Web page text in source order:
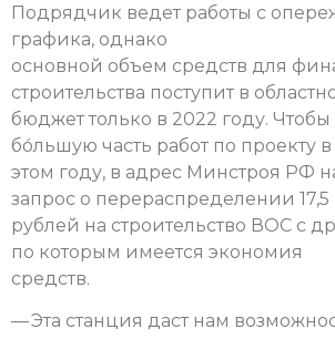
Подрядчик ведет работы с
графика, однако
основной объем средств для
строительства поступит в
бюджет только в 2022 году.
бо́льшую часть работ по проекту в
этом году, в адрес Минстроя РФ
запрос о перераспределении 17,5
рублей на строительство ВОС с
по которым имеется экономия
средств.
— Эта станция даст нам